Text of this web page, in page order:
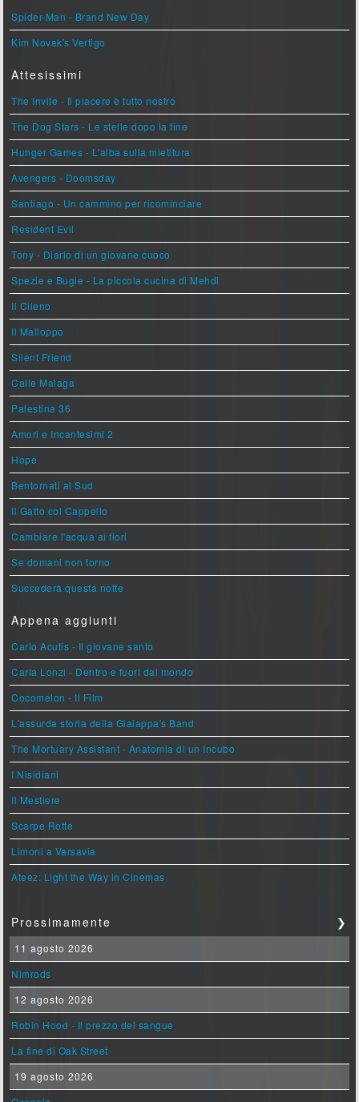
Spider-Man - Brand New Day
Kim Novak's Vertigo
Attesissimi
The Invite - Il piacere è tutto nostro
The Dog Stars - Le stelle dopo la fine
Hunger Games - L'alba sulla mietitura
Avengers - Doomsday
Santiago - Un cammino per ricominciare
Resident Evil
Tony - Diario di un giovane cuoco
Spezie e Bugie - La piccola cucina di Mehdi
Il Cileno
Il Malloppo
Silent Friend
Calle Malaga
Palestina 36
Amori e Incantesimi 2
Hope
Bentornati al Sud
Il Gatto col Cappello
Cambiare l'acqua ai fiori
Se domani non torno
Succederà questa notte
Appena aggiunti
Carlo Acutis - Il giovane santo
Carla Lonzi - Dentro e fuori dal mondo
Cocomelon - Il Film
L'assurda storia della Gialappa's Band
The Mortuary Assistant - Anatomia di un Incubo
I Nisidiani
Il Mestiere
Scarpe Rotte
Limoni a Varsavia
Ateez: Light the Way in Cinemas
Prossimamente ❯
11 agosto 2026
Nimrods
12 agosto 2026
Robin Hood - Il prezzo del sangue
La fine di Oak Street
19 agosto 2026